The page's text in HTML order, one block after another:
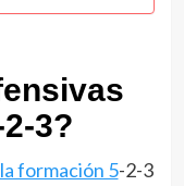
3?
formación 5-2-3